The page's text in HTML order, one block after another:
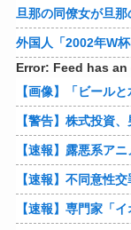
Error: Feed has
【画像】「ビール
【速報】不同意性